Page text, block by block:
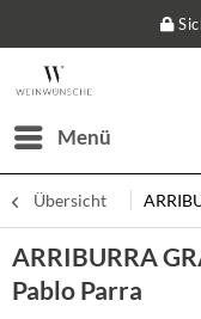
Menü
Übersicht
ARRIBURRA
Pablo Parra